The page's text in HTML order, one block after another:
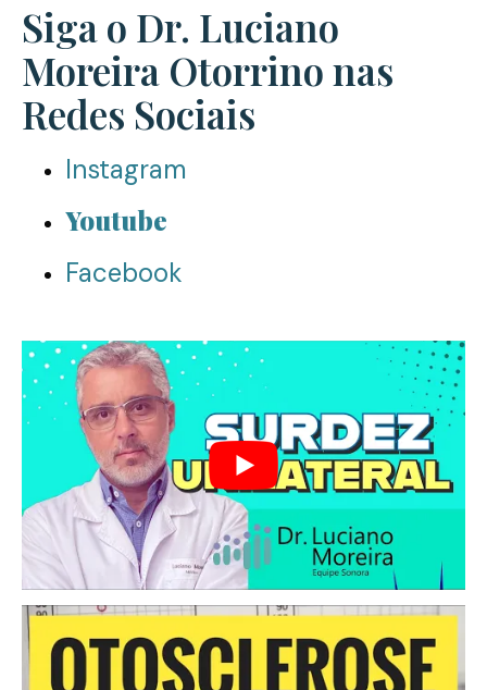
Siga o Dr. Luciano
Moreira Otorrino nas
Redes Sociais
Instagram
Youtube
Facebook